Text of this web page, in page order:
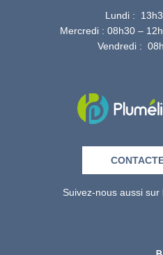
Lundi :
Mercredi : 08h30 –
Vendredi :
Suivez-nous aussi